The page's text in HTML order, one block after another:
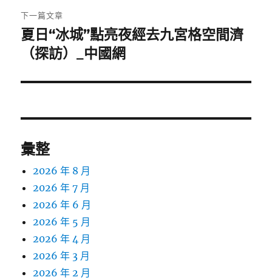
章:
下一篇文章
下
文
夏日“冰城”點亮夜經去九宮格空間濟
（探訪）_中國網
彙整
2026 年 8 月
2026 年 7 月
2026 年 6 月
2026 年 5 月
2026 年 4 月
2026 年 3 月
2026 年 2 月